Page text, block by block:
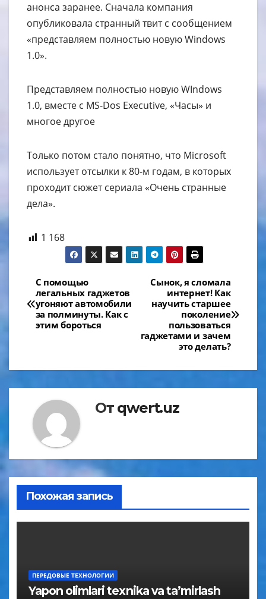
анонса заранее. Сначала компания
опубликовала странный твит с сообщением
«представляем полностью новую Windows
1.0».
Представляем полностью новую WIndows
1.0, вместе с MS-Dos Executive, «Часы» и
многое другое
Только потом стало понятно, что Microsoft
использует отсылки к 80-м годам, в которых
проходит сюжет сериала «Очень странные
дела».
1 168
Навигация
по
записям
Сынок, я сломала
интернет! Как
научить старшее
поколение
пользоваться
гаджетами и зачем
это делать?
C помощью
легальных гаджетов
угоняют автомобили
за полминуты. Как с
этим бороться
От qwert.uz
Похожая запись
ПЕРЕДОВЫЕ ТЕХНОЛОГИИ
Yapon olimlari texnika va ta’mirlash